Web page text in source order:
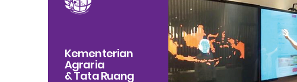
Kementerian
Agraria
& Tata Ruang